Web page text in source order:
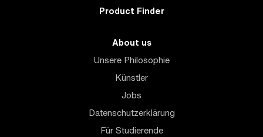
Product Finder
About us
Unsere Philosophie
Künstler
Jobs
Datenschutzerklärung
Für Studierende